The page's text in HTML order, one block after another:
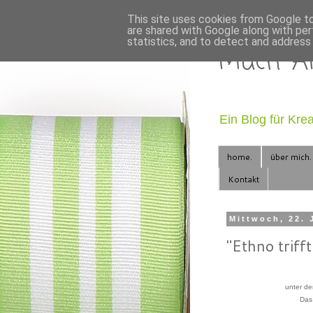
Mach'
Ein Blog für
home.
über mich.
Kontakt
Mittwoch, 22.
"Ethno trifft
unter
This site uses cookies from Google
are shared with Google along with
statistics, and to detect and address